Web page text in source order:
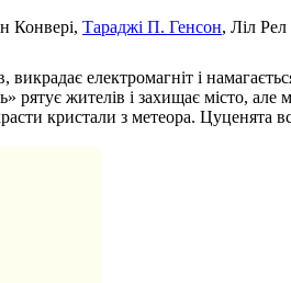
Конвері, Тараджі П. Генсон, Ліл
викрадає електромагніт і
жителів і захищає місто, але
кристали з метеора. Цуценята